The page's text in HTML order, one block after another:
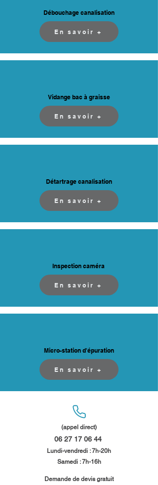
Débouchage canalisation
En savoir +
Vidange bac à graisse
En savoir +
Détartrage canalisation
En savoir +
Inspection caméra
En savoir +
Micro-station d'épuration
En savoir +
(appel direct)
06 27 17 06 44
Lundi-vendredi : 7h-20h
Samedi : 7h-16h​​
​Demande de devis gratuit